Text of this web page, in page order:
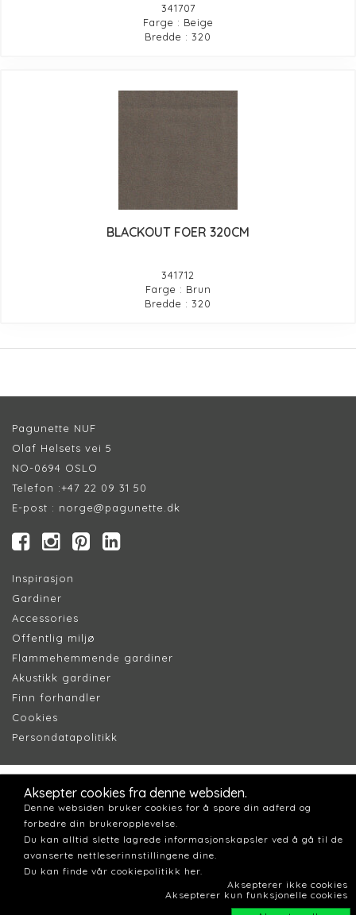
341707
Farge : Beige
Bredde : 320
BLACKOUT FOER 320CM
341712
Farge : Brun
Bredde : 320
Pagunette NUF
Olaf Helsets vei 5
NO-0694 OSLO
Telefon :+47 22 09 31 50
E-post : norge@pagunette.dk
Inspirasjon
Gardiner
Accessories
Offentlig miljø
Flammehemmende gardiner
Akustikk gardiner
Finn forhandler
Cookies
Persondatapolitikk
Aksepter cookies fra denne websiden.
Denne websiden bruker cookies for å spore din adferd og
forbedre din brukeropplevelse.
Du kan alltid slette lagrede informasjonskapsler ved å gå til de
avanserte nettleserinnstillingene dine.
Du kan finde vår cookiepolitikk her.
Aksepterer ikke cookies
Aksepterer kun funksjonelle cookies